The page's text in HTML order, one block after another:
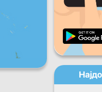
Целокупен